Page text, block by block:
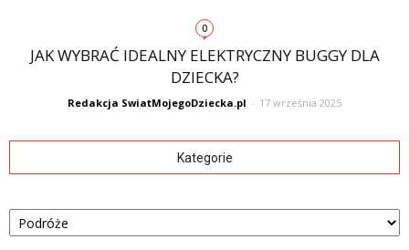
0
JAK WYBRAĆ IDEALNY ELEKTRYCZNY BUGGY DLA
DZIECKA?
Redakcja SwiatMojegoDziecka.pl - 17 września 2025
Kategorie
Kategorie